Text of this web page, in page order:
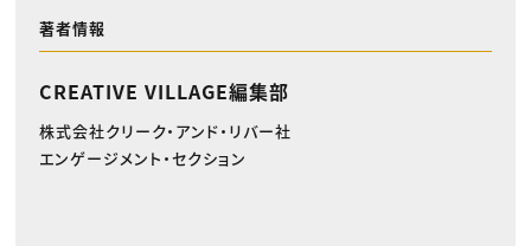
著者情報
CREATIVE VILLAGE編集部
株式会社クリーク・アンド・リバー社
エンゲージメント・セクション